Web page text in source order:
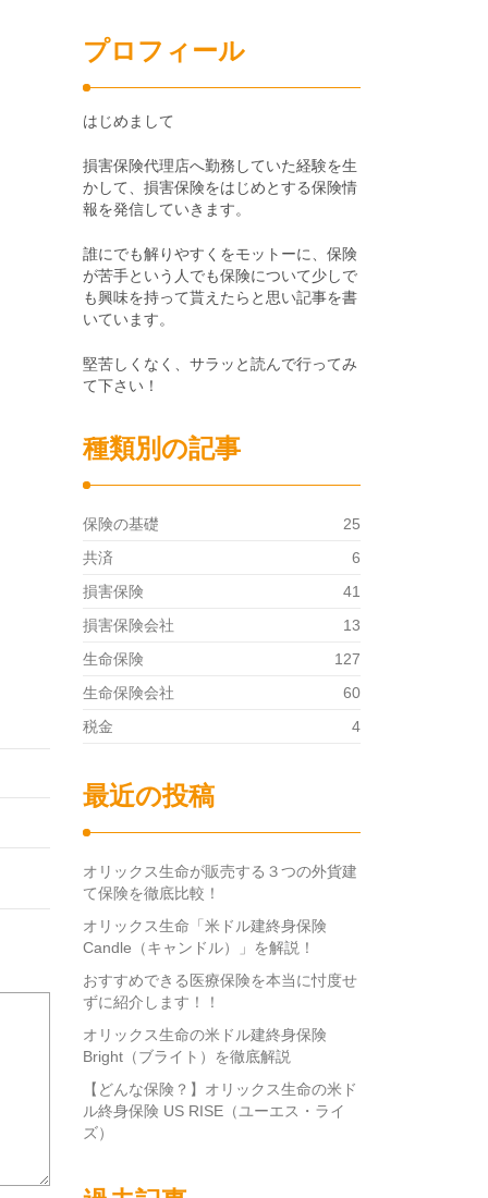
プロフィール
はじめまして
損害保険代理店へ勤務していた経験を生
かして、損害保険をはじめとする保険情
報を発信していきます。
誰にでも解りやすくをモットーに、保険
が苦手という人でも保険について少しで
も興味を持って貰えたらと思い記事を書
いています。
堅苦しくなく、サラッと読んで行ってみ
て下さい！
種類別の記事
保険の基礎
25
共済
6
損害保険
41
損害保険会社
13
生命保険
127
生命保険会社
60
税金
4
最近の投稿
オリックス生命が販売する３つの外貨建
て保険を徹底比較！
オリックス生命「米ドル建終身保険
Candle（キャンドル）」を解説！
おすすめできる医療保険を本当に忖度せ
ずに紹介します！！
オリックス生命の米ドル建終身保険
Bright（ブライト）を徹底解説
【どんな保険？】オリックス生命の米ド
ル終身保険 US RISE（ユーエス・ライ
ズ）